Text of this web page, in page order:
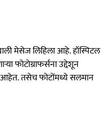
मेसेज लिहिला आहे. हॉस्पिटल
फोटोग्राफर्सना उद्देशून
तसेच फोटोंमध्ये सलमान